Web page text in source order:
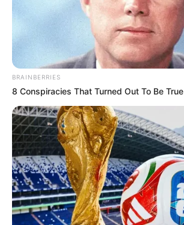
BRAINBERRIES
8 Conspiracies That Turned Out To Be True